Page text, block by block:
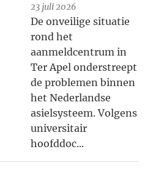
23 juli 2026
De onveilige situatie
rond het
aanmeldcentrum in
Ter Apel onderstreept
de problemen binnen
het Nederlandse
asielsysteem. Volgens
universitair
hoofddoc...